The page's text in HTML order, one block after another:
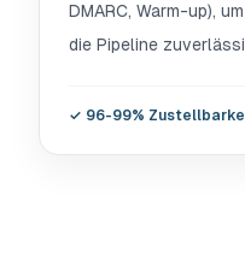
DMARC, Warm-up),
die Pipeline
✓ 96-99%